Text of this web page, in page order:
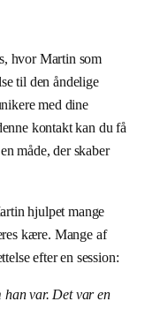
hvor Martin som
til den åndelige
med dine
kontakt kan du få
måde, der skaber
hjulpet mange
kære. Mange af
efter en session:
var. Det var en